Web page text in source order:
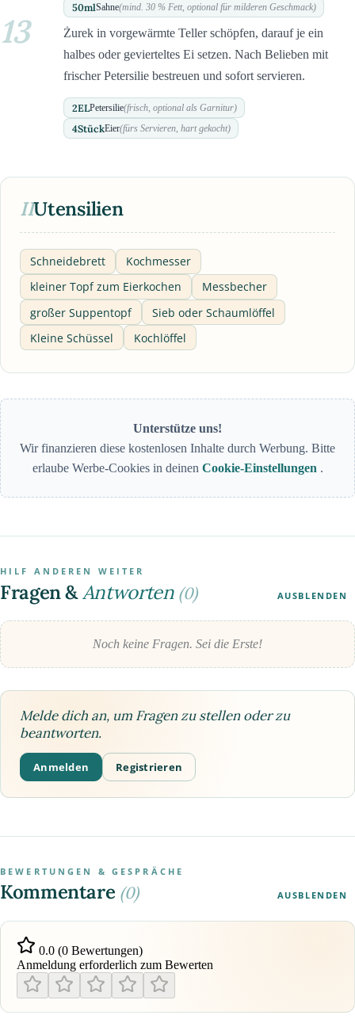
50mlSahne(mind. 30 % Fett, optional für milderen Geschmack)
13
Żurek in vorgewärmte Teller schöpfen, darauf je ein
halbes oder gevierteltes Ei setzen. Nach Belieben mit
frischer Petersilie bestreuen und sofort servieren.
2ELPetersilie(frisch, optional als Garnitur)
4StückEier(fürs Servieren, hart gekocht)
IIUtensilien
Schneidebrett
Kochmesser
kleiner Topf zum Eierkochen
Messbecher
großer Suppentopf
Sieb oder Schaumlöffel
Kleine Schüssel
Kochlöffel
Unterstütze uns!
Wir finanzieren diese kostenlosen Inhalte durch Werbung. Bitte
erlaube Werbe-Cookies in deinen Cookie-Einstellungen .
HILF ANDEREN WEITER
Fragen &Antworten (0) AUSBLENDEN
Noch keine Fragen. Sei die Erste!
Melde dich an, um Fragen zu stellen oder zu
beantworten.
Anmelden Registrieren
BEWERTUNGEN & GESPRÄCHE
Kommentare (0) AUSBLENDEN
0.0 (0 Bewertungen)
Anmeldung erforderlich zum Bewerten